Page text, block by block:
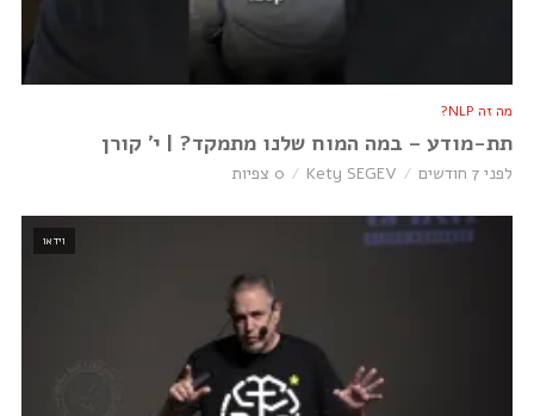
מה זה NLP?
תת-מודע – במה המוח שלנו מתמקד? | י׳ קורן
לפני 7 חודשים Kety SEGEV 0 צפיות
וידאו